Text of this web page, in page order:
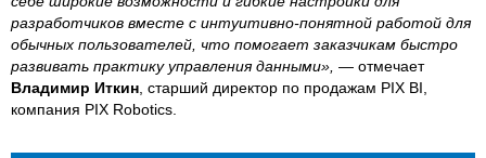
разработчиков вместе с интуитивно-понятной работой для
обычных пользователей, что помогает заказчикам быстро
развивать практику управления данными», — отмечает
Владимир Иткин , старший директор по продажам PIX BI,
компания PIX Robotics.